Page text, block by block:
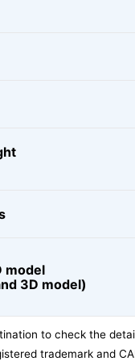
model
3D model)
to check the
trademark and